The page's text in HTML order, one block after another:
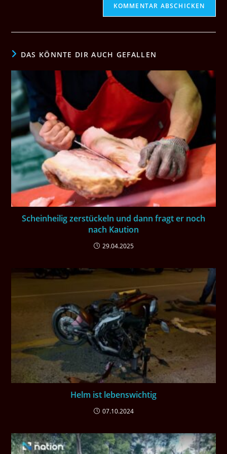
DAS KÖNNTE DIR AUCH GEFALLEN
Scheinheilig zerstückeln und dann fragt er noch
nach Kaution
29.04.2025
Helm ist lebenswichtig
07.10.2024